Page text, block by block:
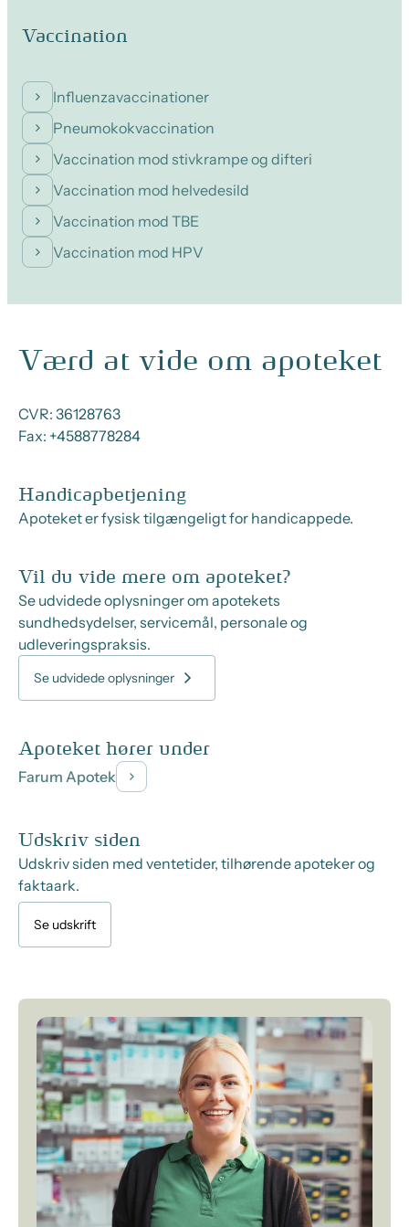
Vaccination
Influenzavaccinationer
Pneumokokvaccination
Vaccination mod stivkrampe og difteri
Vaccination mod helvedesild
Vaccination mod TBE
Vaccination mod HPV
Værd at vide om apoteket
CVR: 36128763
Fax: +4588778284
Handicapbetjening
Apoteket er fysisk tilgængeligt for handicappede.
Vil du vide mere om apoteket?
Se udvidede oplysninger om apotekets
sundhedsydelser, servicemål, personale og
udleveringspraksis.
Se udvidede oplysninger
Apoteket hører under
Farum Apotek
Udskriv siden
Udskriv siden med ventetider, tilhørende apoteker og
faktaark.
Se udskrift